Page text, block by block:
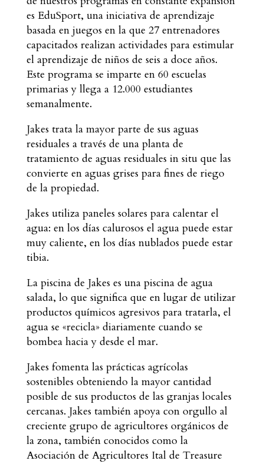
es EduSport, una iniciativa de aprendizaje
basada en juegos en la que 27 entrenadores
capacitados realizan actividades para estimular
el aprendizaje de niños de seis a doce años.
Este programa se imparte en 60 escuelas
primarias y llega a 12.000 estudiantes
semanalmente.
Jakes trata la mayor parte de sus aguas
residuales a través de una planta de
tratamiento de aguas residuales in situ que las
convierte en aguas grises para fines de riego
de la propiedad.
Jakes utiliza paneles solares para calentar el
agua: en los días calurosos el agua puede estar
muy caliente, en los días nublados puede estar
tibia.
La piscina de Jakes es una piscina de agua
salada, lo que significa que en lugar de utilizar
productos químicos agresivos para tratarla, el
agua se «recicla» diariamente cuando se
bombea hacia y desde el mar.
Jakes fomenta las prácticas agrícolas
sostenibles obteniendo la mayor cantidad
posible de sus productos de las granjas locales
cercanas. Jakes también apoya con orgullo al
creciente grupo de agricultores orgánicos de
la zona, también conocidos como la
Asociación de Agricultores Ital de Treasure